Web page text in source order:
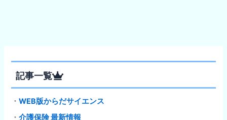
記事一覧
・WEB版からだサイエンス
・介護保険 最新情報